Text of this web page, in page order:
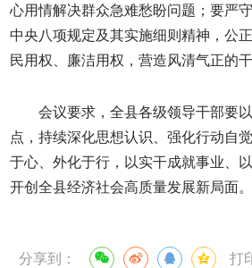
心用情解决群众急难愁盼问题；要严
中央八项规定及其实施细则精神，公
民用权、廉洁用权，营造风清气正的干
会议要求，全县各级领导干部要
点，持续深化思想认识、强化行动自
于心、外化于行，以实干成就事业、
开创全县经济社会高质量发展新局面。
分享到： 打